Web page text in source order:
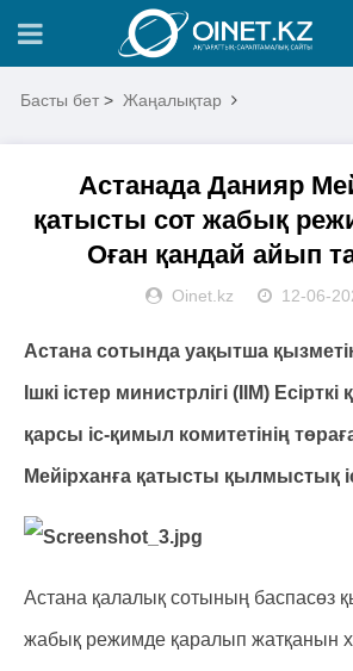
Басты бет > Жаңалықтар
Астанада Данияр
қатысты сот жабық
Оған қандай айып
Oinet.kz 12-06-
Астана сотында уақытша
Ішкі істер министрлігі (ІІМ)
қарсы іс-қимыл комитетінің
Мейірханға қатысты қылмыстық
Астана қалалық сотының баспасөз
жабық режимде қаралып жатқанын